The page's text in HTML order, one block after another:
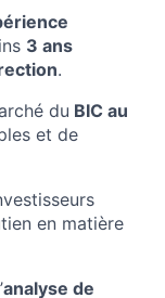
3 ans
.
du BIC au
et de
en matière
analyse de